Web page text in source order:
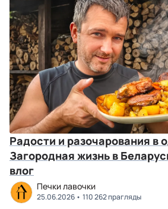
Радости и разочарования в
Загородная жизнь в
влог
Печки лавочки
25.06.2026 110 262 прагляды